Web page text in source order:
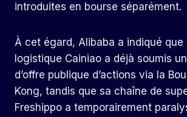
introduites en bourse séparément.
À cet égard, Alibaba a indiqué que
logistique Cainiao a déjà soumis
d’offre publique d’actions via la
Kong, tandis que sa chaîne de
Freshippo a temporairement